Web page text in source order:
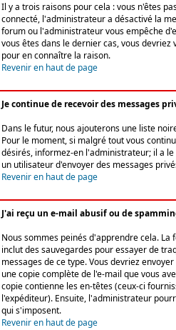
Il y a trois raisons pour cela : vous n'êtes
connecté, l'administrateur a désactivé la
forum ou l'administrateur vous empêche
vous êtes dans le dernier cas, vous
pour en connaître la raison.
Revenir en haut de page
Je continue de recevoir des messages
Dans le futur, nous ajouterons une liste
Pour le moment, si malgré tout vous
désirés, informez-en l'administrateur; il a
un utilisateur d'envoyer des messages
Revenir en haut de page
J'ai reçu un e-mail abusif ou de
Nous sommes peinés d'apprendre cela.
inclut des sauvegardes pour essayer de
messages de ce type. Vous devriez
une copie complète de l'e-mail que vous
copie contienne les en-têtes (ceux-ci
l'expéditeur). Ensuite, l'administrateur
qui s'imposent.
Revenir en haut de page